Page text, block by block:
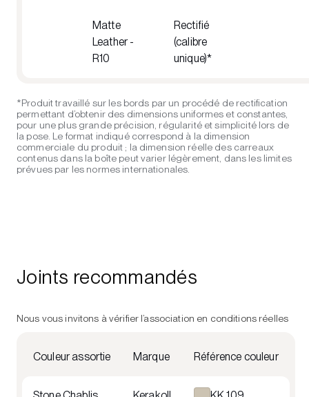
Matte
Leather -
R10
Rectifié
(calibre
unique)*
*Produit travaillé sur les bords par un procédé de rectification
permettant d’obtenir des dimensions uniformes et constantes,
pour une plus grande précision, régularité et simplicité lors de
la pose. Le format indiqué correspond à la dimension
commerciale du produit ; la dimension réelle des carreaux
contenus dans la boîte peut varier légèrement, dans les limites
prévues par les normes internationales.
Joints recommandés
Nous vous invitons à vérifier l’association en conditions réelles
Couleur assortie Marque Référence couleur